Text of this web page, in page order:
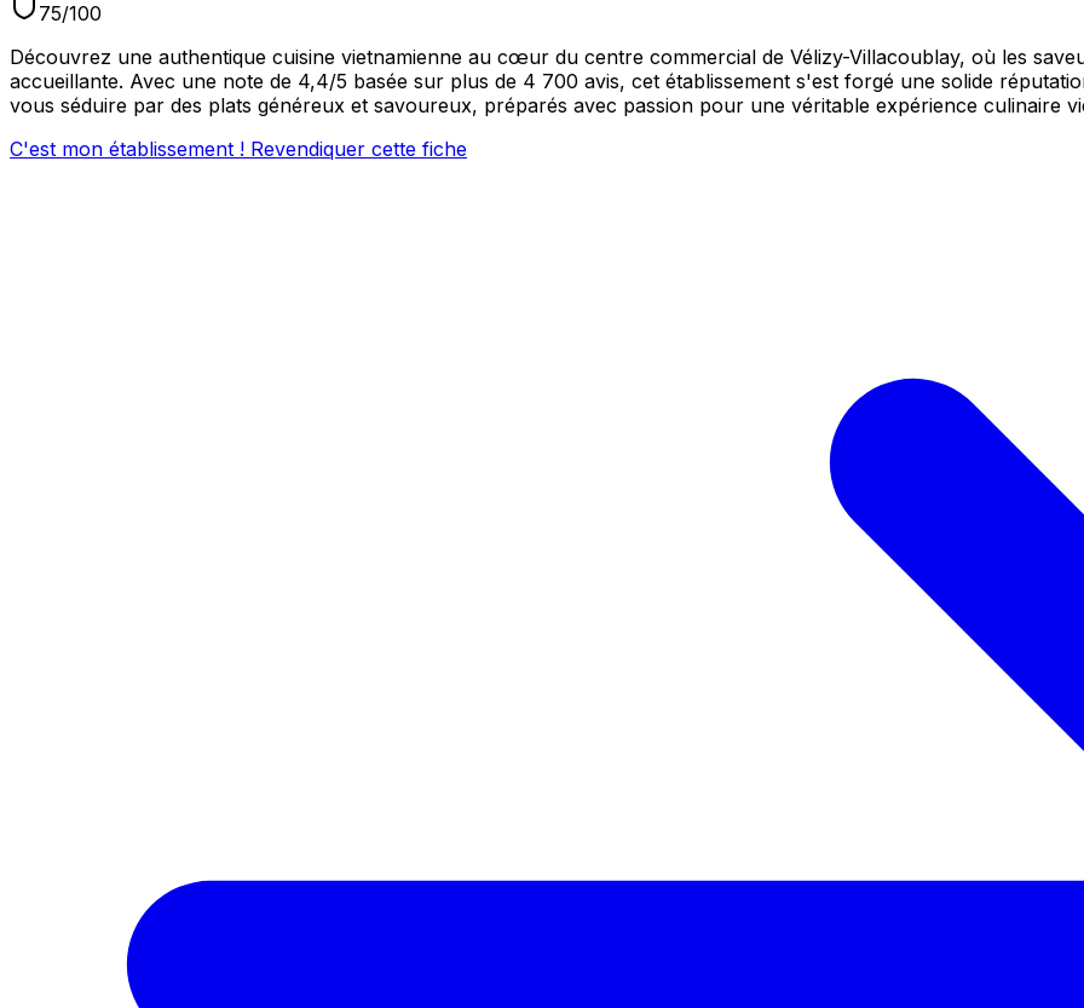
75/100
Découvrez une authentique cuisine vietnamienne au cœur du centre commercial de Vélizy-Villacoublay, où les
accueillante. Avec une note de 4,4/5 basée sur plus de 4 700 avis, cet établissement s'est forgé une solide
vous séduire par des plats généreux et savoureux, préparés avec passion pour une véritable expérience culinaire
C'est mon établissement ! Revendiquer cette fiche